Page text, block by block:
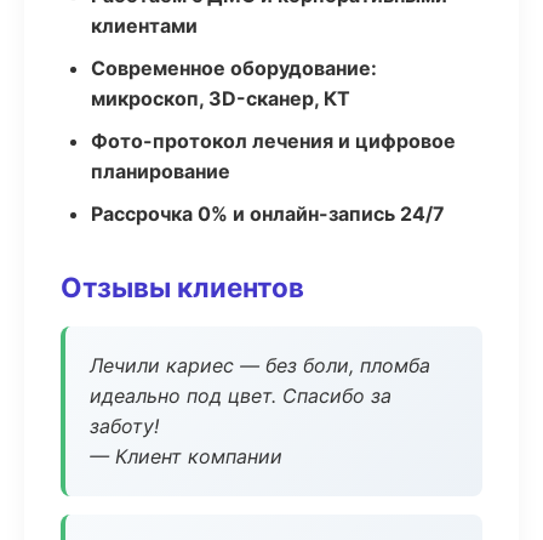
клиентами
Современное оборудование:
микроскоп, 3D-сканер, КТ
Фото-протокол лечения и цифровое
планирование
Рассрочка 0% и онлайн-запись 24/7
Отзывы клиентов
Лечили кариес — без боли, пломба
идеально под цвет. Спасибо за
заботу!
— Клиент компании